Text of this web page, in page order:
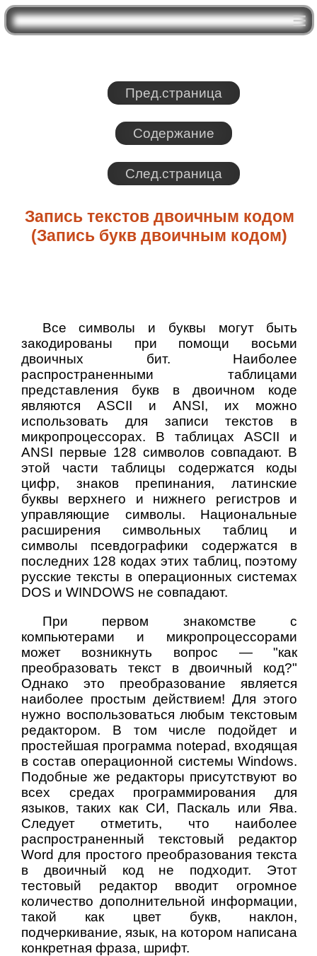
Пред.страница
Содержание
След.страница
Запись текстов двоичным кодом
(Запись букв двоичным кодом)
Все символы и буквы могут быть
закодированы при помощи восьми
двоичных бит. Наиболее
распространенными таблицами
представления букв в двоичном коде
являются ASCII и ANSI, их можно
использовать для записи текстов в
микропроцессорах. В таблицах ASCII и
ANSI первые 128 символов совпадают. В
этой части таблицы содержатся коды
цифр, знаков препинания, латинские
буквы верхнего и нижнего регистров и
управляющие символы. Национальные
расширения символьных таблиц и
символы псевдографики содержатся в
последних 128 кодах этих таблиц, поэтому
русские тексты в операционных системах
DOS и WINDOWS не совпадают.
При первом знакомстве с
компьютерами и микропроцессорами
может возникнуть вопрос — "как
преобразовать текст в двоичный код?"
Однако это преобразование является
наиболее простым действием! Для этого
нужно воспользоваться любым текстовым
редактором. В том числе подойдет и
простейшая программа notepad, входящая
в состав операционной системы Windows.
Подобные же редакторы присутствуют во
всех средах программирования для
языков, таких как СИ, Паскаль или Ява.
Следует отметить, что наиболее
распространенный текстовый редактор
Word для простого преобразования текста
в двоичный код не подходит. Этот
тестовый редактор вводит огромное
количество дополнительной информации,
такой как цвет букв, наклон,
подчеркивание, язык, на котором написана
конкретная фраза, шрифт.